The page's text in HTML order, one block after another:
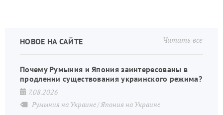
Читать все
НОВОЕ НА САЙТЕ
Почему Румыния и Япония заинтересованы в
продлении существования украинского режима?
7.08.2026
Румыния на Украине Япония на Украине